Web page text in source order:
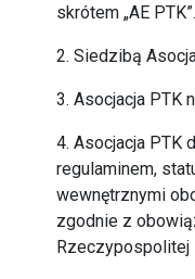
skrótem „AE PTK”.
2. Siedzibą
3. Asocjacja PTK
4. Asocjacja PTK
regulaminem,
wewnętrznymi
zgodnie z
Rzeczypospolitej